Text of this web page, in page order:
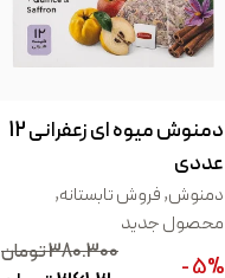
دمنوش میوه ای زعفرانی 12
عددی
دمنوش,فروش تابستانه,
محصول جدید
5% -
380.300تومان